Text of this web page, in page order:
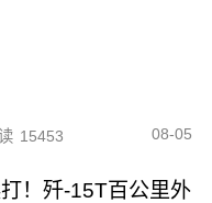
15453 08-05
！歼-15T百公里外